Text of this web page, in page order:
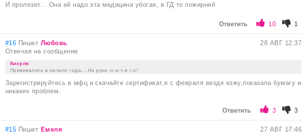
И пролезет... Она ей надо эта медицина убогая, в ГД то пожирней
Ответить 10 1
#16 Пишет Любовь
28 АВГ 12:37
Отвечая на сообщение
Кисуля
Прививались в начале года....На руки -н.и.ч.е.г.о!
Зарегистрируйтесь в мфц и скачайте сертификат,я с февраля везде езжу,показала бумагу и
никаких проблем.
Ответить 3 3
#15 Пишет Емеля
27 АВГ 17:46